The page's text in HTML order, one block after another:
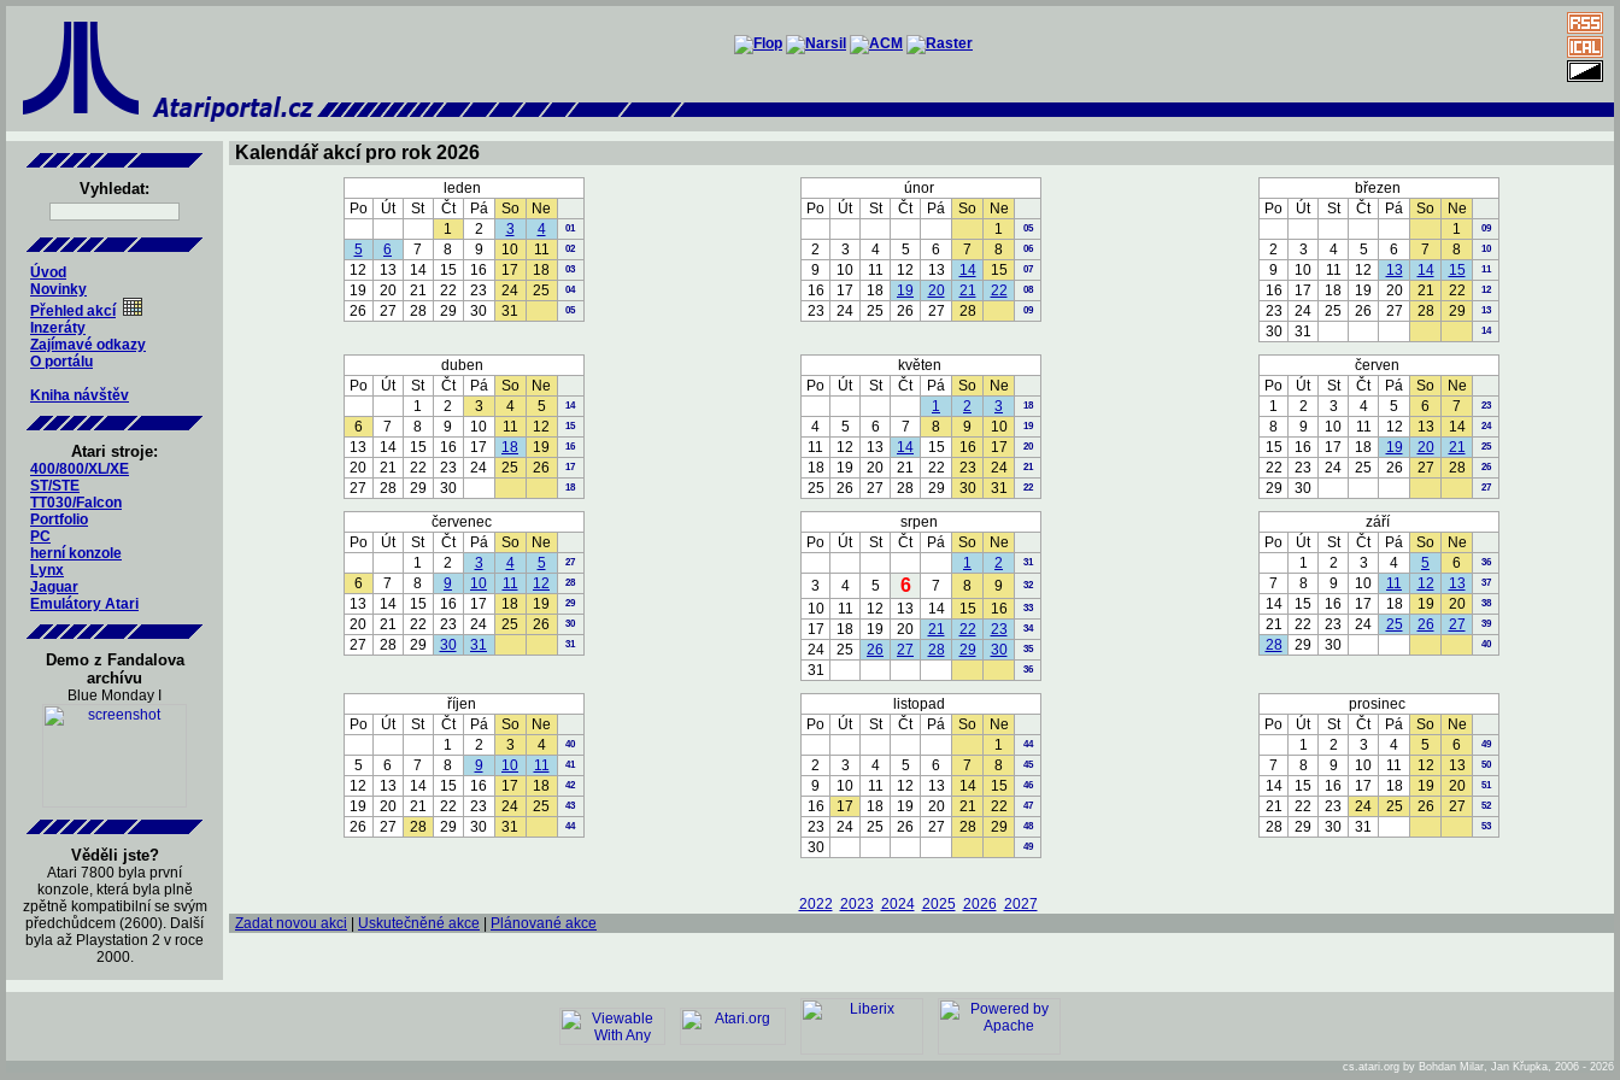
Vyhledat:
Úvod
Novinky
Přehled akcí
Inzeráty
Zajímavé odkazy
O portálu
Kniha návštěv
Atari stroje:
400/800/XL/XE
ST/STE
TT030/Falcon
Portfolio
PC
herní konzole
Lynx
Jaguar
Emulátory Atari
Demo z Fandalova
archívu
Blue Monday I
Věděli jste?
Atari 7800 byla první
konzole, která byla plně
zpětně kompatibilní se svým
předchůdcem (2600). Další
byla až Playstation 2 v roce
2000.
Kalendář akcí pro rok 2026
leden
Po
Út St Čt Pá So
Ne
1
2 3 4 01
5 6 7 8 9 10 11 02
12 13 14 15 16 17 18 03
19 20 21 22 23 24 25 04
26 27 28 29 30 31 05
únor
Po
Út St Čt Pá So
Ne
1
05
2 3 4 5 6 7 8 06
9 10 11 12 13 14 15 07
16 17 18 19 20 21 22 08
23 24 25 26 27 28 09
březen
Po
Út St Čt Pá So
Ne
1
09
2 3 4 5 6 7 8 10
9 10 11 12 13 14 15 11
16 17 18 19 20 21 22 12
23 24 25 26 27 28 29 13
30 31 14
duben
Po
Út St Čt Pá So
Ne
1
2 3 4 5 14
6 7 8 9 10 11 12 15
13 14 15 16 17 18 19 16
20 21 22 23 24 25 26 17
27 28 29 30 18
květen
Po
Út St Čt Pá So
Ne
1
2 3 18
4 5 6 7 8 9 10 19
11 12 13 14 15 16 17 20
18 19 20 21 22 23 24 21
25 26 27 28 29 30 31 22
červen
Po
Út St Čt Pá So
Ne
1
2 3 4 5 6 7 23
8 9 10 11 12 13 14 24
15 16 17 18 19 20 21 25
22 23 24 25 26 27 28 26
29 30 27
červenec
Po
Út St Čt Pá So
Ne
1
2 3 4 5 27
6 7 8 9 10 11 12 28
13 14 15 16 17 18 19 29
20 21 22 23 24 25 26 30
27 28 29 30 31 31
srpen
Po
Út St Čt Pá So
Ne
1
2 31
3 4 5 6 7 8 9 32
10 11 12 13 14 15 16 33
17 18 19 20 21 22 23 34
24 25 26 27 28 29 30 35
31 36
září
Po
Út St Čt Pá So
Ne
1
2 3 4 5 6 36
7 8 9 10 11 12 13 37
14 15 16 17 18 19 20 38
21 22 23 24 25 26 27 39
28 29 30 40
říjen
Po
Út St Čt Pá So
Ne
1
2 3 4 40
5 6 7 8 9 10 11 41
12 13 14 15 16 17 18 42
19 20 21 22 23 24 25 43
26 27 28 29 30 31 44
listopad
Po
Út St Čt Pá So
Ne
1
44
2 3 4 5 6 7 8 45
9 10 11 12 13 14 15 46
16 17 18 19 20 21 22 47
23 24 25 26 27 28 29 48
30 49
prosinec
Po
Út St Čt Pá So
Ne
1
2 3 4 5 6 49
7 8 9 10 11 12 13 50
14 15 16 17 18 19 20 51
21 22 23 24 25 26 27 52
28 29 30 31 53
2022 2023 2024 2025 2026 2027
Zadat novou akci
Uskutečněné akce Plánované akce
cs.atari.org by Bohdan Milar, Jan Křupka, 2006 - 2026